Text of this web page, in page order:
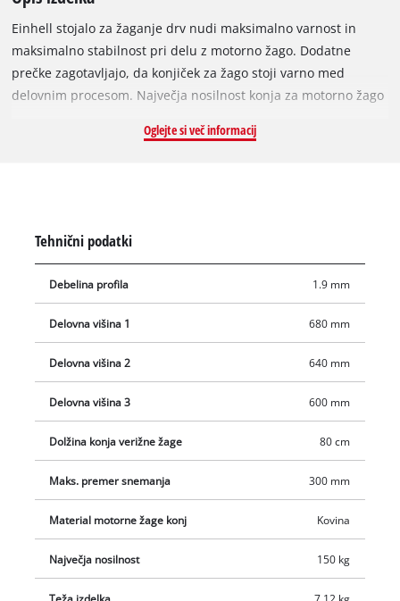
Einhell stojalo za žaganje drv nudi maksimalno varnost in
maksimalno stabilnost pri delu z motorno žago. Dodatne
prečke zagotavljajo, da konjiček za žago stoji varno med
delovnim procesom. Največja nosilnost konja za motorno žago
centimetrov. Debla s premerom do 300 milimetrov enostavno
različne delovne višine: 680 mm, 640 mm in 600 mm. Je
kleti v hipu in shranimo do naslednje uporabe. Besedilo je
strojno prevedeno.
Oglejte si več informacij
Tehnični podatki
Debelina profila 1.9 mm
Delovna višina 1 680 mm
Delovna višina 2 640 mm
Delovna višina 3 600 mm
Dolžina konja verižne žage 80 cm
Maks. premer snemanja 300 mm
Material motorne žage konj Kovina
Največja nosilnost 150 kg